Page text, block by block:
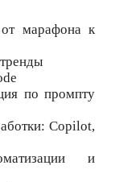
марафона к
по промпту
Copilot,
и